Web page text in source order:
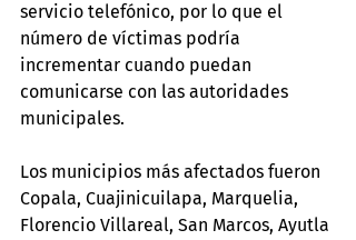
servicio telefónico, por lo que el
número de víctimas podría
incrementar cuando puedan
comunicarse con las autoridades
municipales.
Los municipios más afectados fueron
Copala, Cuajinicuilapa, Marquelia,
Florencio Villareal, San Marcos, Ayutla